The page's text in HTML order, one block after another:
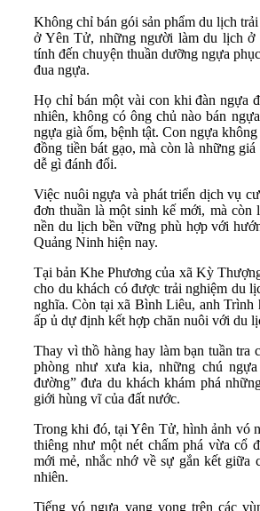
Không chỉ bán gói sản phẩm du lịch
ở Yên Tử, những người làm du lịch ở
tính đến chuyện thuần dưỡng ngựa
đua ngựa.
Họ chỉ bán một vài con khi đàn ngựa
nhiên, không có ông chủ nào bán
ngựa già ốm, bệnh tật. Con ngựa
đồng tiền bát gạo, mà còn là những
dễ gì đánh đổi.
Việc nuôi ngựa và phát triển dịch vụ
đơn thuần là một sinh kế mới, mà còn
nền du lịch bền vững phù hợp với
Quảng Ninh hiện nay.
Tại bản Khe Phương của xã Kỳ
cho du khách có được trải nghiệm du
nghĩa. Còn tại xã Bình Liêu, anh Trình
ấp ủ dự định kết hợp chăn nuôi với du
Thay vì thồ hàng hay làm bạn tuần tra
phòng như xưa kia, những chú
đường” đưa du khách khám phá
giới hùng vĩ của đất nước.
Trong khi đó, tại Yên Tử, hình ảnh vó
thiêng như một nét chấm phá vừa cổ
mới mẻ, nhắc nhớ về sự gắn kết giữa
nhiên.
Tiếng vó ngựa vang vọng trên các